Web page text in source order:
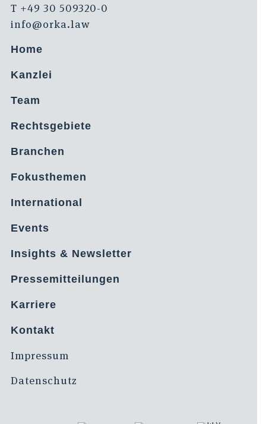
T +49 30 509320-0
info@orka.law
Home
Kanzlei
Team
Rechtsgebiete
Branchen
Fokusthemen
International
Events
Insights & Newsletter
Pressemitteilungen
Karriere
Kontakt
Impressum
Datenschutz